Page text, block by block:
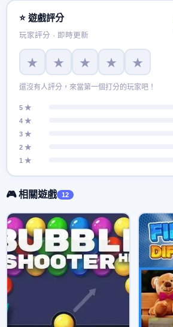
⭐ 遊戲評分
玩家評分 · 即時更新
★ ★ ★ ★ ★
還沒有人評分，來當第一個打分的玩家吧！
5 ★
4 ★
3 ★
2 ★
1 ★
🎮 相關遊戲 12